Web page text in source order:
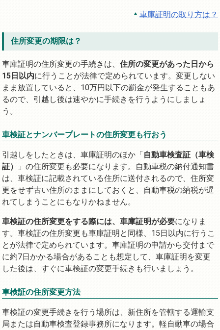
車庫証明の取り方は？
住所変更の期限は？
車庫証明の住所変更の手続きは、 住所の変更があった日から
15日以内に行うことが法律で定められています。変更しない
まま放置していると、10万円以下の罰金が発生することもあ
るので、引越し後は速やかに手続きを行うようにしましょ
う。
車検証とナンバープレートの住所変更も行おう
引越しをしたときは、車庫証明のほか「自動車検査証（車検
証）
」の住所変更も必要になります。自動車税の納付通知書
は、車検証に記載されている住所に送付されるので、住所変
更をせず古い住所のままにしておくと、自動車税の納税が遅
れてしまうことにもなりかねません。
車検証の住所変更をする際には、車庫証明が必要になりま
す。車検証の住所変更も車庫証明と同様、15日以内に行うこ
とが法律で定められています。車庫証明の申請から交付まで
に約7日かかる場合があることも想定して、車庫証明を変更
した後は、すぐに車検証の変更手続きも行いましょう。
車検証の住所変更方法
車検証の変更手続きを行う場所は、新住所を管轄する運輸支
局または自動車検査登録事務所になります。軽自動車の場合